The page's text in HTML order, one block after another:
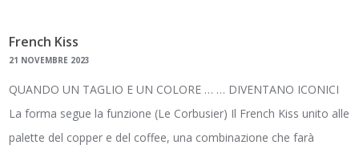
French Kiss
21 NOVEMBRE 2023
QUANDO UN TAGLIO E UN COLORE … … DIVENTANO ICONICI
La forma segue la funzione (Le Corbusier) Il French Kiss unito alle
palette del copper e del coffee, una combinazione che farà